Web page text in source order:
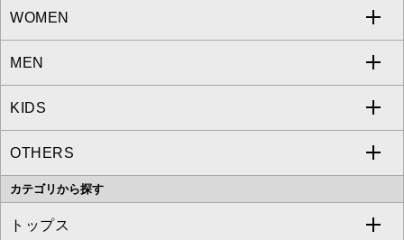
WOMEN
a.v.v
MICHEL KLEIN
MK MICHEL KLEIN
OFUON le MK
MEN
a.v.v
MICHEL KLEIN HOMME
MK MICHEL KLEIN HOMME
KIDS
a.v.v
OTHERS
MK MICHEL KLEIN BAG
カテゴリから探す
トップス